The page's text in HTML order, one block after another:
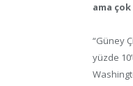
ama
“Güney
yüzde